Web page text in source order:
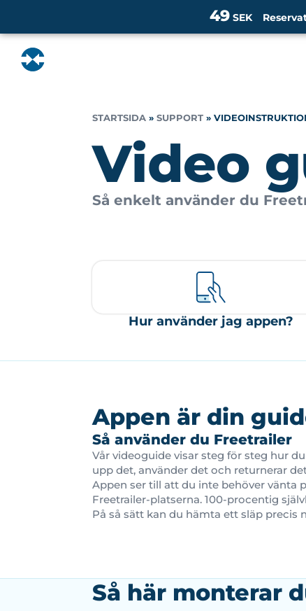
49 SEK
STARTSIDA » SUPPORT »
Video
Så enkelt använder du
Hur använder jag appen?
Appen är din
Så använder du Freetrailer
Vår videoguide visar steg för steg hur
upp det, använder det och returnerar
Appen ser till att du inte behöver vänta
Freetrailer-platserna. 100-procentig
På så sätt kan du hämta ett släp precis
Så här monterar